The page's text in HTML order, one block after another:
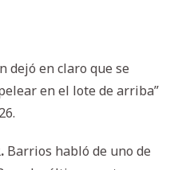
dejó en claro que se
en el lote de arriba”
Barrios habló de uno de